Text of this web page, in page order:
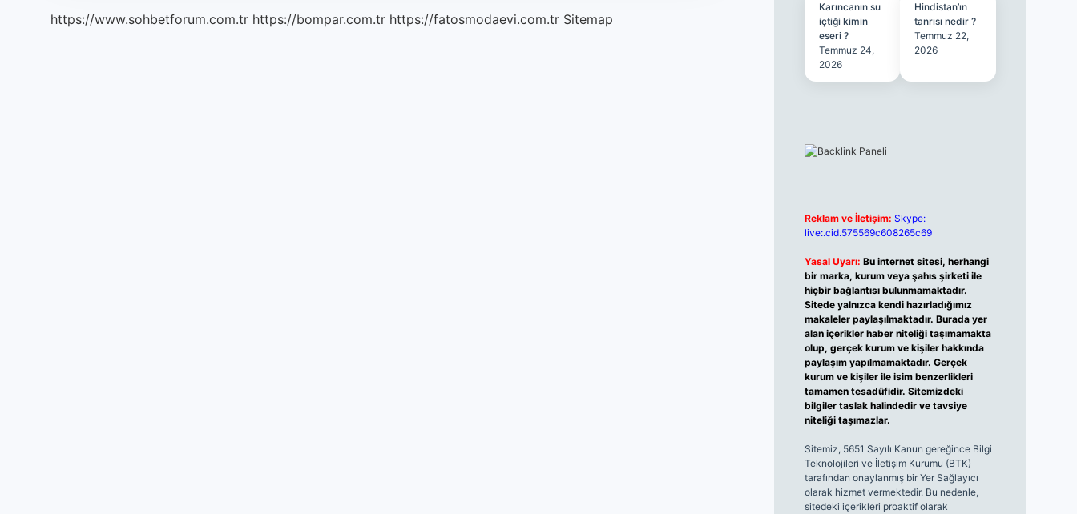
https://www.sohbetforum.com.tr https://bompar.com.tr https://fatosmodaevi.com.tr Sitemap
Karıncanın su
içtiği kimin
eseri ?
Temmuz 24,
2026
Hindistan’ın
tanrısı nedir ?
Temmuz 22,
2026
Reklam ve İletişim: Skype:
live:.cid.575569c608265c69
Yasal Uyarı: Bu internet sitesi, herhangi
bir marka, kurum veya şahıs şirketi ile
hiçbir bağlantısı bulunmamaktadır.
Sitede yalnızca kendi hazırladığımız
makaleler paylaşılmaktadır. Burada yer
alan içerikler haber niteliği taşımamakta
olup, gerçek kurum ve kişiler hakkında
paylaşım yapılmamaktadır. Gerçek
kurum ve kişiler ile isim benzerlikleri
tamamen tesadüfidir. Sitemizdeki
bilgiler taslak halindedir ve tavsiye
niteliği taşımazlar.
Sitemiz, 5651 Sayılı Kanun gereğince Bilgi
Teknolojileri ve İletişim Kurumu (BTK)
tarafından onaylanmış bir Yer Sağlayıcı
olarak hizmet vermektedir. Bu nedenle,
sitedeki içerikleri proaktif olarak